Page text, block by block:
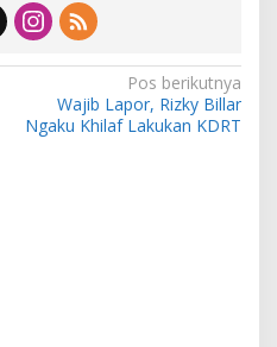
Pos berikutnya
Wajib Lapor, Rizky Billar
Ngaku Khilaf Lakukan KDRT